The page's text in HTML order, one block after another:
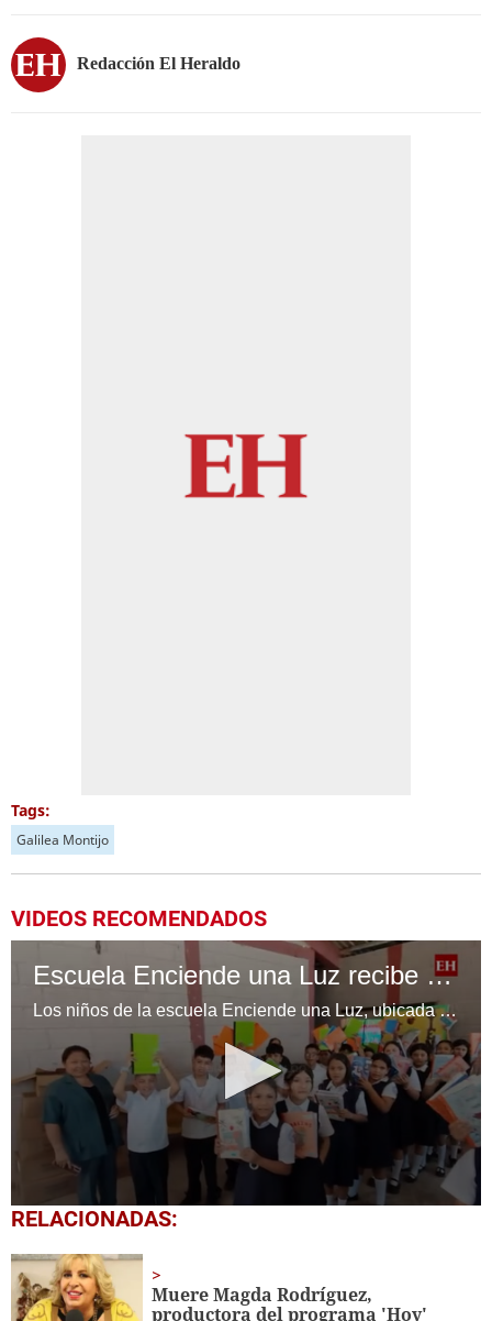
Redacción El Heraldo
Tags:
Galilea Montijo
VIDEOS RECOMENDADOS
Escuela Enciende una Luz recibe cuadernos Quick, gracias a la Maratón del Saber
Los niños de la escuela Enciende una Luz, ubicada en la colonia Altos de Santa Rosa, al sur de Tegucigalpa, recibieron cuadernos Quick como parte de la Campaña Maratón del Saber.
0
seconds
1
minute,
56
RELACIONADAS:
Muere Magda Rodríguez,
productora del programa 'Hoy'